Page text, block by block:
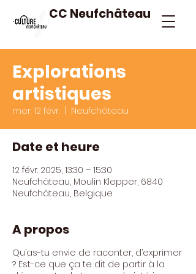
CC Neufchâteau
Explorations
artistiques
mer. 12 févr. Neufchâteau
Date et heure
12 févr. 2025, 13:30 – 15:30
Neufchâteau, Moulin Klepper, 6840
Neufchâteau, Belgique
A propos
Qu’as-tu envie de raconter, d’exprimer
? Est-ce que ça te dit de partir à la